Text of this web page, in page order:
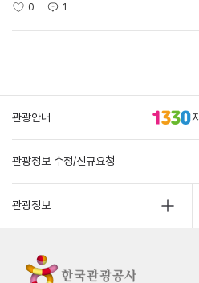
0 1
관광안내
관광정보 수정/신규요청
관광정보